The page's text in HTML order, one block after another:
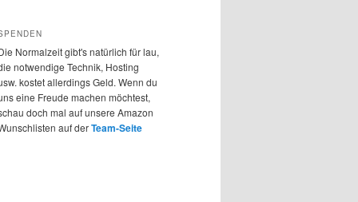
Normalzeit gibt's natürlich für lau,
notwendige Technik, Hosting
kostet allerdings Geld. Wenn du
eine Freude machen möchtest,
doch mal auf unsere Amazon
auf derTeam-Seite